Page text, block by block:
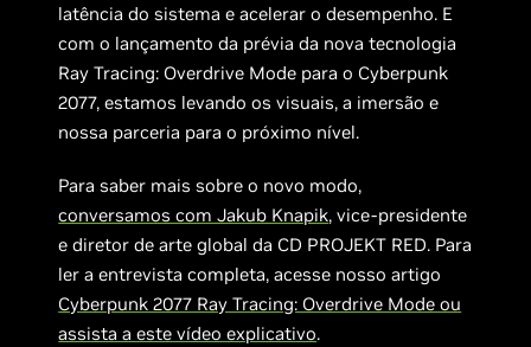
latência do sistema e acelerar o desempenho. E
com o lançamento da prévia da nova tecnologia
Ray Tracing: Overdrive Mode para o Cyberpunk
2077, estamos levando os visuais, a imersão e
nossa parceria para o próximo nível.
Para saber mais sobre o novo modo,
conversamos com Jakub Knapik, vice-presidente
e diretor de arte global da CD PROJEKT RED. Para
ler a entrevista completa, acesse nosso artigo
Cyberpunk 2077 Ray Tracing: Overdrive Mode ou
assista a este vídeo explicativo.